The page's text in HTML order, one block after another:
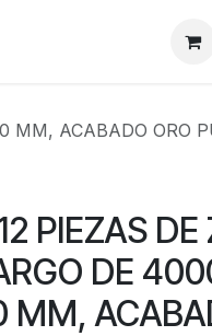
MM, ACABADO ORO
PIEZAS DE
DE
MM,